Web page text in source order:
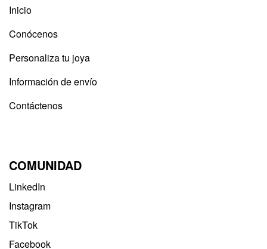
Inicio
Conócenos
Personaliza tu joya
Información de envío
Contáctenos
COMUNIDAD
LinkedIn
Instagram
TikTok
Facebook